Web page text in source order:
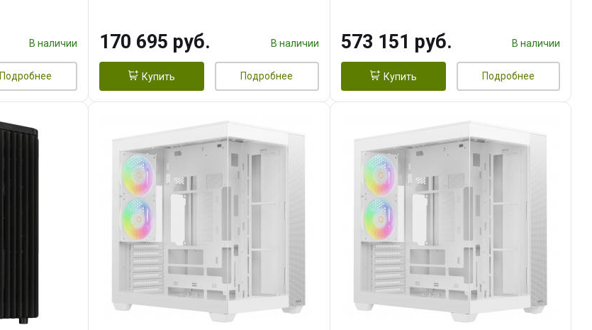
В наличии
Подробнее
HDMI/ 1 ТБ SSD)
170 695 руб. В наличии
Купить Подробнее
Turbo/ 960 ГБ SSD)
573 151 руб. В наличии
Купить Подробнее